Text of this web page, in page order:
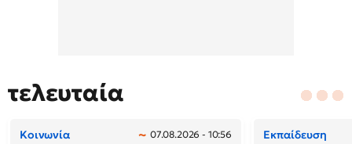
τελευταία
Κοινωνία 07.08.2026 - 10:56 Εκπαίδευση